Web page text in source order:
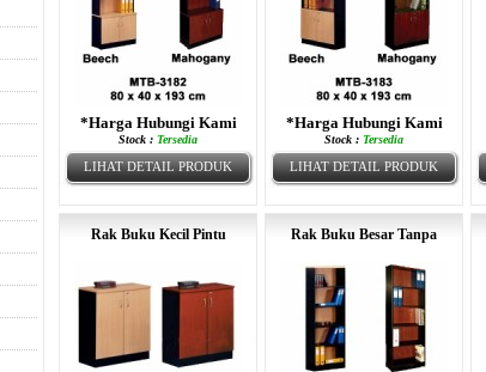
*Harga Hubungi Kami
Stock : Tersedia
LIHAT DETAIL PRODUK
*Harga Hubungi Kami
Stock : Tersedia
LIHAT DETAIL PRODUK
Rak Buku Kecil Pintu Rak Buku Besar Tanpa